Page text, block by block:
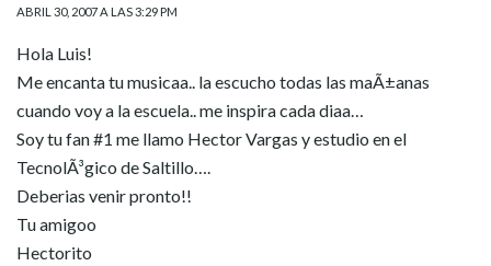
ABRIL 30, 2007 A LAS 3:29 PM
Hola Luis!
Me encanta tu musicaa.. la escucho todas las maÃ±anas
cuando voy a la escuela.. me inspira cada diaa…
Soy tu fan #1 me llamo Hector Vargas y estudio en el
TecnolÃ³gico de Saltillo….
Deberias venir pronto!!
Tu amigoo
Hectorito